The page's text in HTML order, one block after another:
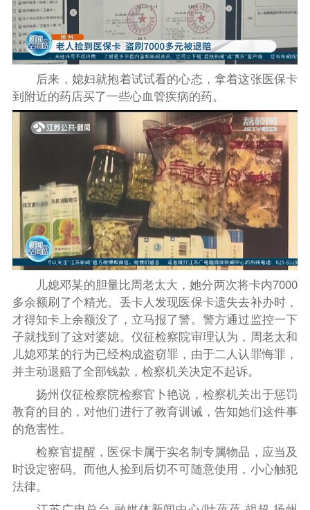
后来，媳妇就抱着试试看的心态，拿着这张医保卡
到附近的药店买了一些心血管疾病的药。
儿媳邓某的胆量比周老太大，她分两次将卡内7000
多余额刷了个精光。丢卡人发现医保卡遗失去补办时，
才得知卡上余额没了，立马报了警。警方通过监控一下
子就找到了这对婆媳。仪征检察院审理认为，周老太和
儿媳邓某的行为已经构成盗窃罪，由于二人认罪悔罪，
并主动退赔了全部钱款，检察机关决定不起诉。
扬州仪征检察院检察官卜艳说，检察机关出于惩罚
教育的目的，对他们进行了教育训诫，告知她们这件事
的危害性。
检察官提醒，医保卡属于实名制专属物品，应当及
时设定密码。而他人捡到后切不可随意使用，小心触犯
法律。